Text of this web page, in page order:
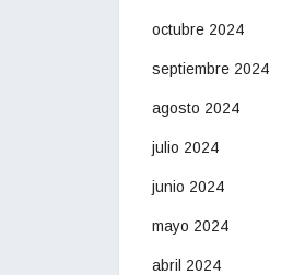
octubre 2024
septiembre 2024
agosto 2024
julio 2024
junio 2024
mayo 2024
abril 2024